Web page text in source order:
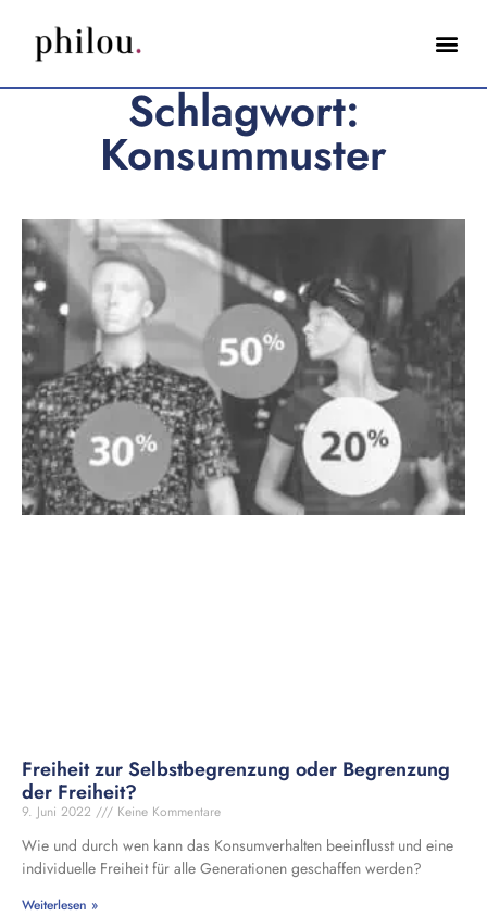
Schlagwort:
Konsummuster
Freiheit zur Selbstbegrenzung oder Begrenzung
der Freiheit?
9. Juni 2022 Keine Kommentare
Wie und durch wen kann das Konsumverhalten beeinflusst und eine
individuelle Freiheit für alle Generationen geschaffen werden?
Weiterlesen »